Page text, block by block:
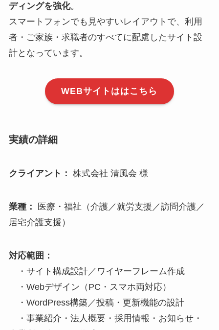
ディングを強化。
スマートフォンでも見やすいレイアウトで、利用
者・ご家族・求職者のすべてに配慮したサイト設
計となっています。
WEBサイトははこちら
実績の詳細
クライアント： 株式会社 清風会 様
業種：
医療・福祉（介護／就労支援／訪問介護／
居宅介護支援）
対応範囲：
・サイト構成設計／ワイヤーフレーム作成
・Webデザイン（PC・スマホ両対応）
・WordPress構築／投稿・更新機能の設計
・事業紹介・法人概要・採用情報・お知らせ・